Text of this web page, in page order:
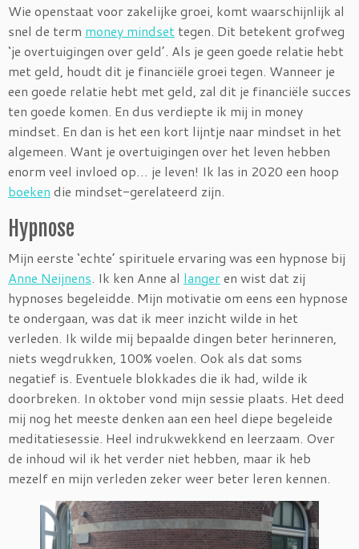
Wie openstaat voor zakelijke groei, komt waarschijnlijk al
snel de term money mindset tegen. Dit betekent grofweg
‘je overtuigingen over geld’. Als je geen goede relatie hebt
met geld, houdt dit je financiële groei tegen. Wanneer je
een goede relatie hebt met geld, zal dit je financiële succes
ten goede komen. En dus verdiepte ik mij in money
mindset. En dan is het een kort lijntje naar mindset in het
algemeen. Want je overtuigingen over het leven hebben
enorm veel invloed op… je leven! Ik las in 2020 een hoop
boeken die mindset-gerelateerd zijn.
Hypnose
Mijn eerste ‘echte’ spirituele ervaring was een hypnose bij
Anne Neijnens. Ik ken Anne al langeren wist dat zij
hypnoses begeleidde. Mijn motivatie om eens een hypnose
te ondergaan, was dat ik meer inzicht wilde in het
verleden. Ik wilde mij bepaalde dingen beter herinneren,
niets wegdrukken, 100% voelen. Ook als dat soms
negatief is. Eventuele blokkades die ik had, wilde ik
doorbreken. In oktober vond mijn sessie plaats. Het deed
mij nog het meeste denken aan een heel diepe begeleide
meditatiesessie. Heel indrukwekkend en leerzaam. Over
de inhoud wil ik het verder niet hebben, maar ik heb
mezelf en mijn verleden zeker weer beter leren kennen.